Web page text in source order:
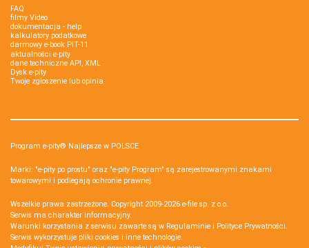
FAQ
filmy Video
dokumentacja - help
kalkulatory podatkowe
darmowy e-book PIT-11
aktualności e-pity
dane techniczne API, XML
Dysk e-pity
Twoje zgłoszenie lub opinia
Program e-pity® Najlepsze w POLSCE.
Marki: "e-pity po prostu" oraz "e-pity Program" są zarejestrowanymi znakami
towarowymi i podlegają ochronie prawnej.
Wszelkie prawa zastrzeżone. Copyright 2009-2026 e-file sp. z o.o.
Serwis ma charakter informacyjny.
Warunki korzystania z serwisu zawarte są w Regulaminie i Polityce Prywatności.
Serwis wykorzystuje pliki cookies i inne technologie.